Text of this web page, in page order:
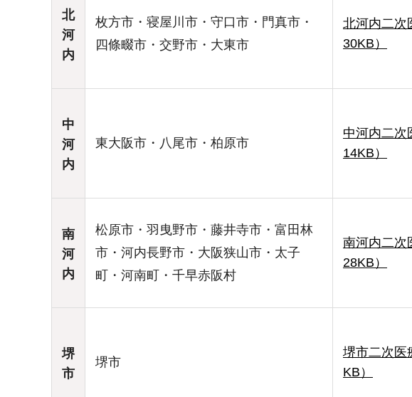
北
河
内
枚方市・寝屋川市・守口市・門真市・
四條畷市・交野市・大東市
北河内二次
30KB）
中
河
内
東大阪市・八尾市・柏原市
中河内二次
14KB）
南
河
内
松原市・羽曳野市・藤井寺市・富田林
市・河内長野市・大阪狭山市・太子
町・河南町・千早赤阪村
南河内二次
28KB）
堺
市
堺市
堺市二次医
KB）